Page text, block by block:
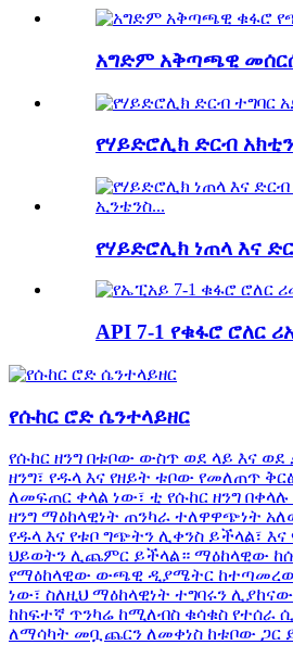
አግድም አቅጣጫዊ
የሃይድሮሊክ ድርብ
የሃይድሮሊክ ነጠላ እና
API 7-1 የቁፋሮ ሮለር
የሱከር ሮድ ሴንተላይዘር
የሱከር ዘንግ በቱቦው ውስጥ ወደ ላይ እና ወደ
ዘንግ፣ የዱላ እና የዘይት ቱቦው የመለጠጥ
ለመፍጠር ቀላል ነው፣ ቲ የሱከር ዘንግ በቀላሉ
ዘንግ ማዕከላዊነት ጠንካራ ተለዋዋጭነት
የዱላ እና የቱቦ ግጭትን ሊቀንስ ይችላል፣
ህይወትን ሊጨምር ይችላል። ማዕከላዊው
የማዕከላዊው ውጫዊ ዲያሜትር
ነው፣ ስለዚህ ማዕከላዊነት ተግባሩን
ከከፍተኛ ጥንካሬ ከሚለብስ ቁሳቁስ የተሰራ
ለማሳካት መቧጨርን ለመቀነስ ከቱቦው ጋር